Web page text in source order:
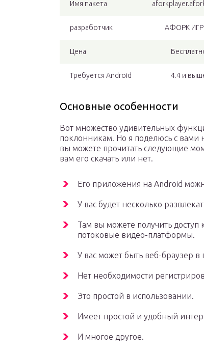
Имя пакета
разработчик АФОРК
Цена
Требуется Android 4.4 и
Основные особенности
Вот множество удивительных
поклонникам. Но я поделюсь с
вы можете прочитать следующие
вам его скачать или нет.
Его приложения на Android
У вас будет несколько
Там вы можете получить доступ
потоковые видео-платформы.
У вас может быть веб-браузер
Нет необходимости
Это простой в использовании.
Имеет простой и удобный
И многое другое.